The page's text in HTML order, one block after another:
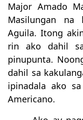
Major Amado
Masilungan na
Aguila. Itong
rin ako dahil
pinupunta.
dahil sa
ipinadala ako
Americano.